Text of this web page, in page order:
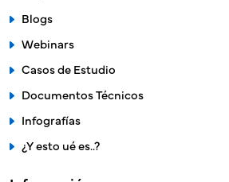
Blogs
Webinars
Casos de Estudio
Documentos Técnicos
Infografías
¿Y esto ué es..?